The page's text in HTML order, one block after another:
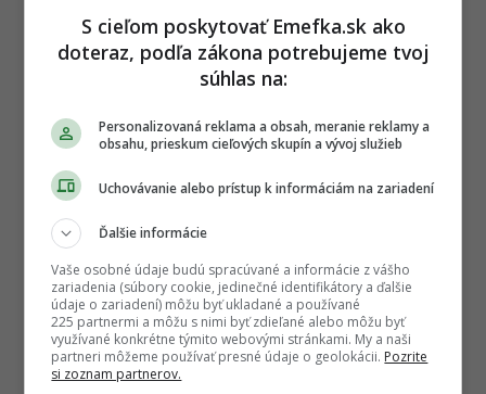
Autor
MÁRIO BUDINSKÝ
Absolvent grafického dizajnu na UAT v Bratislave a
marketingovej komunikácie na UCM v Trnave, ktorý
sa už viac ako 10 rokov profesionálne venuje analýze
S cieľom poskytovať Emefka.sk ako
doteraz, podľa zákona potrebujeme tvoj
súhlas na:
Personalizovaná reklama a obsah, meranie reklamy a
obsahu, prieskum cieľových skupín a vývoj služieb
Uchovávanie alebo prístup k informáciám na zariadení
Ďalšie informácie
Vaše osobné údaje budú spracúvané a informácie z vášho
zariadenia (súbory cookie, jedinečné identifikátory a ďalšie
údaje o zariadení) môžu byť ukladané a používané
225 partnermi a môžu s nimi byť zdieľané alebo môžu byť
využívané konkrétne týmito webovými stránkami. My a naši
partneri môžeme používať presné údaje o geolokácii. Pozrite
si zoznam partnerov.